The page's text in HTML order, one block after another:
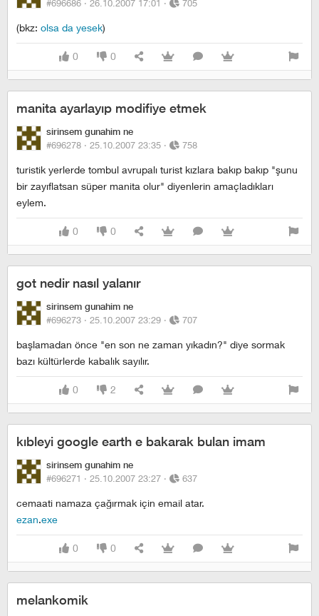
#696686 · 26.10.2007 17:01 · 705
(bkz: olsa da yesek)
0 0
manita ayarlayıp modifiye etmek
sirinsem gunahim ne
#696278 · 25.10.2007 23:35 · 758
turistik yerlerde tombul avrupalı turist kızlara bakıp bakıp "şunu
bir zayıflatsan süper manita olur" diyenlerin amaçladıkları
eylem.
0 0
got nedir nasıl yalanır
sirinsem gunahim ne
#696273 · 25.10.2007 23:29 · 707
başlamadan önce "en son ne zaman yıkadın?" diye sormak
bazı kültürlerde kabalık sayılır.
0 2
kıbleyi google earth e bakarak bulan imam
sirinsem gunahim ne
#696271 · 25.10.2007 23:27 · 637
cemaati namaza çağırmak için email atar.
ezan.exe
0 0
melankomik